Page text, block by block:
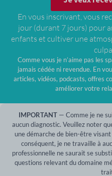
En vous inscrivant, vous
jour (durant 7 jours) pour
enfants et cultiver une
Comme vous je n’aime pas les
jamais cédée ni revendue. En
articles, vidéos, podcasts, offres
améliorer votre
IMPORTANT — Comme je ne
aucun diagnostic. Veuillez noter
une démarche de bien-être
conséquent, je ne travaille à
professionnelle ne saurait se
questions relevant du domaine